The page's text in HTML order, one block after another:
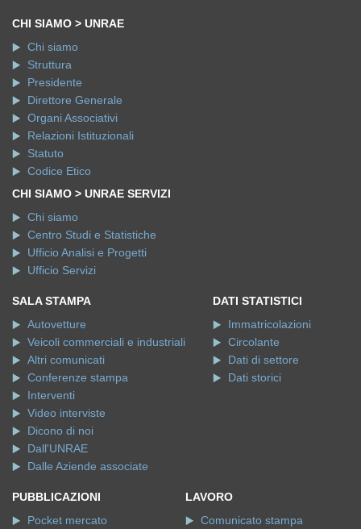
CHI SIAMO > UNRAE
Chi siamo
Struttura
Presidente
Direttore Generale
Organi Associativi
Relazioni Istituzionali
Statuto
Codice Etico
CHI SIAMO > UNRAE SERVIZI
Chi siamo
Centro Studi e Statistiche
Ufficio Analisi e Progetti
Ufficio Servizi
SALA STAMPA
Autovetture
Veicoli commerciali e industriali
Altri comunicati
Conferenze stampa
Interventi
Video interviste
Dicono di noi
Dall'UNRAE
Dalle Aziende associate
DATI STATISTICI
Immatricolazioni
Circolante
Dati di settore
Dati storici
PUBBLICAZIONI
Pocket mercato
LAVORO
Comunicato stampa